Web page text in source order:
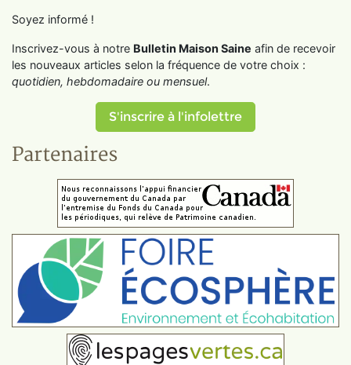
Soyez informé !
Inscrivez-vous à notre Bulletin Maison Saine afin de recevoir
les nouveaux articles selon la fréquence de votre choix :
quotidien, hebdomadaire ou mensuel.
S'inscrire à l'infolettre
Partenaires